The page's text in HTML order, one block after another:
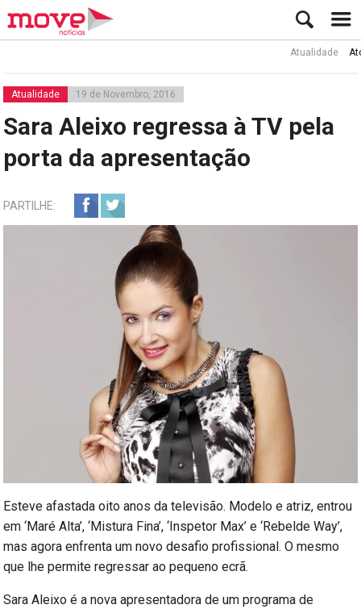
Atualidade Ator Rui
Atualidade 19 de Novembro, 2016
Sara Aleixo regressa à TV pela
porta da apresentação
PARTILHE:
Esteve afastada oito anos da televisão. Modelo e atriz, entrou
em ‘Maré Alta’, ‘Mistura Fina’, ‘Inspetor Max’ e ‘Rebelde Way’,
mas agora enfrenta um novo desafio profissional. O mesmo
que lhe permite regressar ao pequeno ecrã.
Sara Aleixo é a nova apresentadora de um programa de